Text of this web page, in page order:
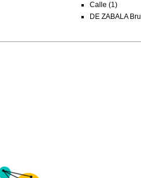
Calle (1)
DE ZABALA